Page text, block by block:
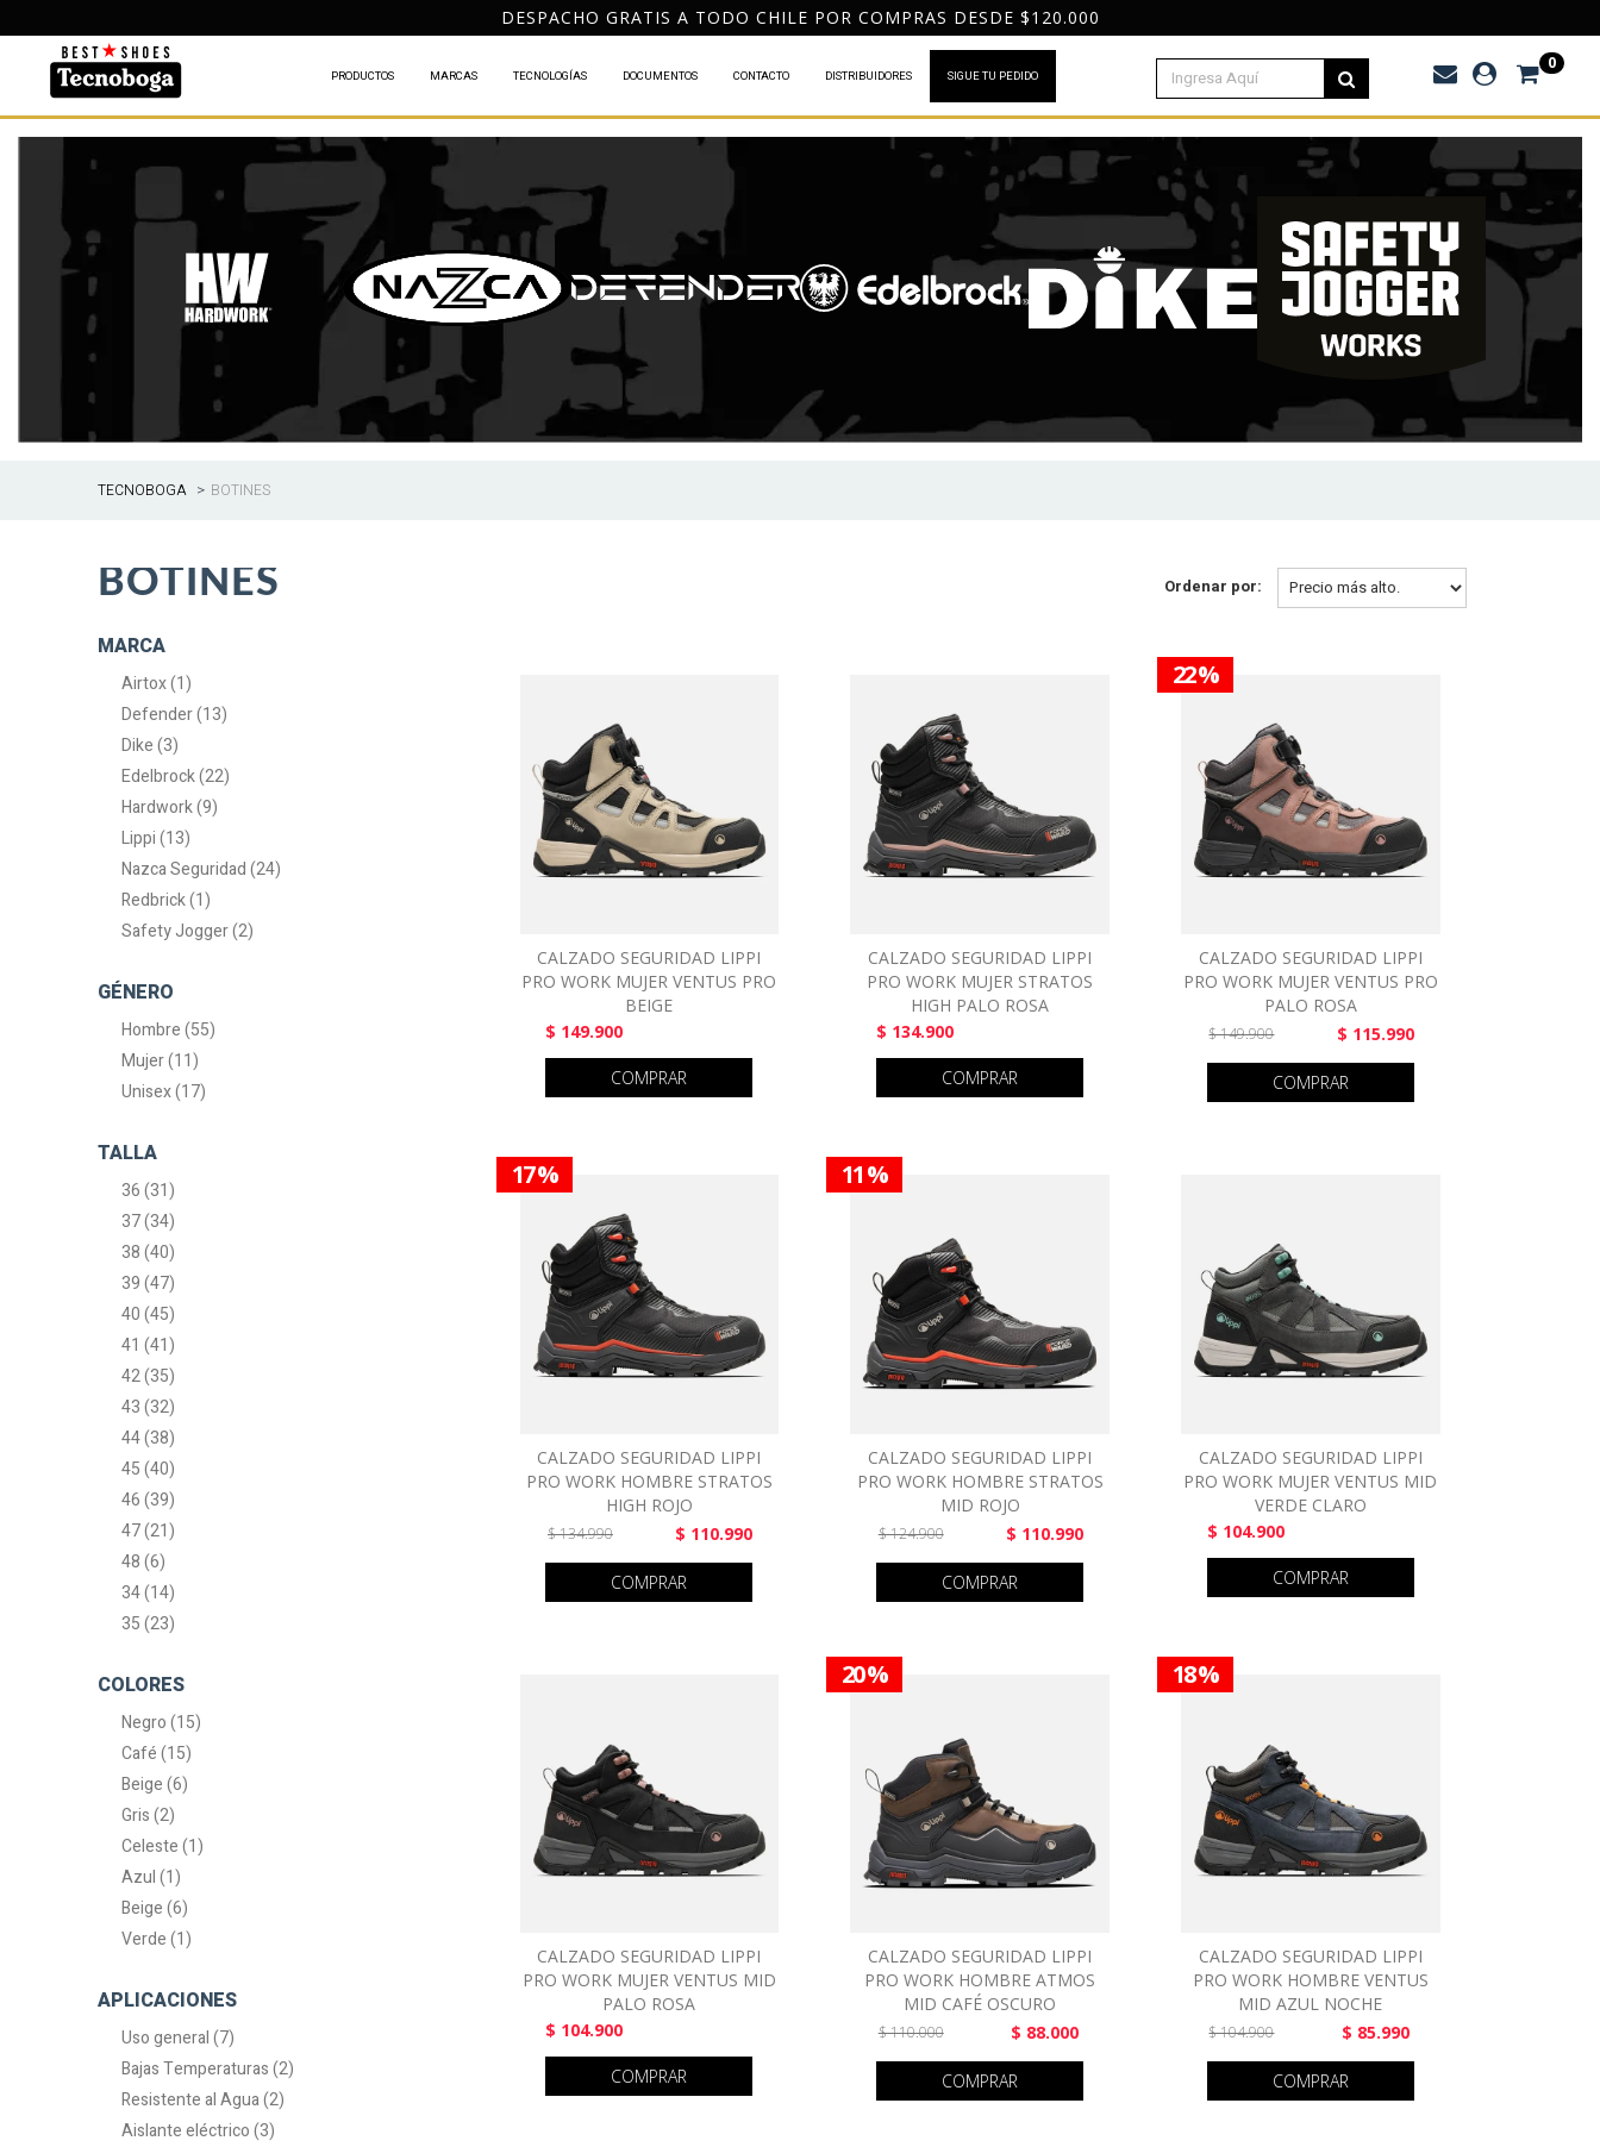
DESPACHO GRATIS A TODO CHILE POR COMPRAS DESDE $120.000
PRODUCTOS MARCAS TECNOLOGÍAS DOCUMENTOS CONTACTO DISTRIBUIDORES SIGUE TU PEDIDO
0
TECNOBOGA BOTINES
BOTINES
MARCA
Airtox (1)
Defender (13)
Dike (3)
Edelbrock (22)
Hardwork (9)
Lippi (13)
Nazca Seguridad (24)
Redbrick (1)
Safety Jogger (2)
GÉNERO
Hombre (55)
Mujer (11)
Unisex (17)
TALLA
36 (31)
37 (34)
38 (40)
39 (47)
40 (45)
41 (41)
42 (35)
43 (32)
44 (38)
45 (40)
46 (39)
47 (21)
48 (6)
34 (14)
35 (23)
COLORES
Negro (15)
Café (15)
Beige (6)
Gris (2)
Celeste (1)
Azul (1)
Beige (6)
Verde (1)
APLICACIONES
Uso general (7)
Bajas Temperaturas (2)
Resistente al Agua (2)
Aislante eléctrico (3)
Ordenar por:
CALZADO SEGURIDAD LIPPI
PRO WORK MUJER VENTUS PRO
BEIGE
$ 149.900
COMPRAR
CALZADO SEGURIDAD LIPPI
PRO WORK MUJER STRATOS
HIGH PALO ROSA
$ 134.900
COMPRAR
22 %
CALZADO SEGURIDAD LIPPI
PRO WORK MUJER VENTUS PRO
PALO ROSA
$ 149.900 $ 115.990
COMPRAR
17 %
CALZADO SEGURIDAD LIPPI
PRO WORK HOMBRE STRATOS
HIGH ROJO
$ 134.990 $ 110.990
COMPRAR
11 %
CALZADO SEGURIDAD LIPPI
PRO WORK HOMBRE STRATOS
MID ROJO
$ 124.900 $ 110.990
COMPRAR
CALZADO SEGURIDAD LIPPI
PRO WORK MUJER VENTUS MID
VERDE CLARO
$ 104.900
COMPRAR
CALZADO SEGURIDAD LIPPI
PRO WORK MUJER VENTUS MID
PALO ROSA
$ 104.900
COMPRAR
20 %
CALZADO SEGURIDAD LIPPI
PRO WORK HOMBRE ATMOS
MID CAFÉ OSCURO
$ 110.000 $ 88.000
COMPRAR
18 %
CALZADO SEGURIDAD LIPPI
PRO WORK HOMBRE VENTUS
MID AZUL NOCHE
$ 104.900 $ 85.990
COMPRAR